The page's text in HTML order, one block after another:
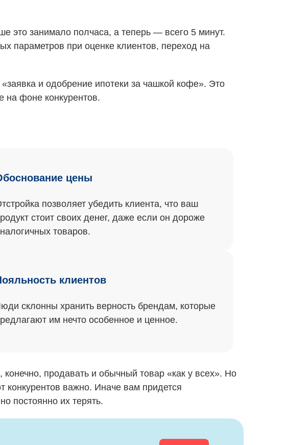
это занимало полчаса, а теперь — всего 5 минут.
параметров при оценке клиентов, переход на
и одобрение ипотеки за чашкой кофе». Это
на фоне конкурентов.
цены
позволяет убедить клиента, что ваш
стоит своих денег, даже если он дороже
товаров.
клиентов
склонны хранить верность брендам, которые
им нечто особенное и ценное.
продавать и обычный товар «как у всех». Но
важно. Иначе вам придется
постоянно их терять.